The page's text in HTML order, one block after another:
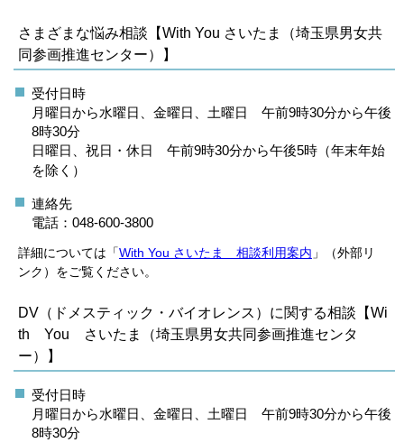
さまざまな悩み相談【With You さいたま（埼玉県男女共
同参画推進センター）】
受付日時
月曜日から水曜日、金曜日、土曜日 午前9時30分から午後
8時30分
日曜日、祝日・休日 午前9時30分から午後5時（年末年始
を除く）
連絡先
電話：048-600-3800
詳細については「With You さいたま 相談利用案内 」（外部リ
ンク）をご覧ください。
DV（ドメスティック・バイオレンス）に関する相談【Wi
th You さいたま（埼玉県男女共同参画推進センタ
ー）】
受付日時
月曜日から水曜日、金曜日、土曜日 午前9時30分から午後
8時30分